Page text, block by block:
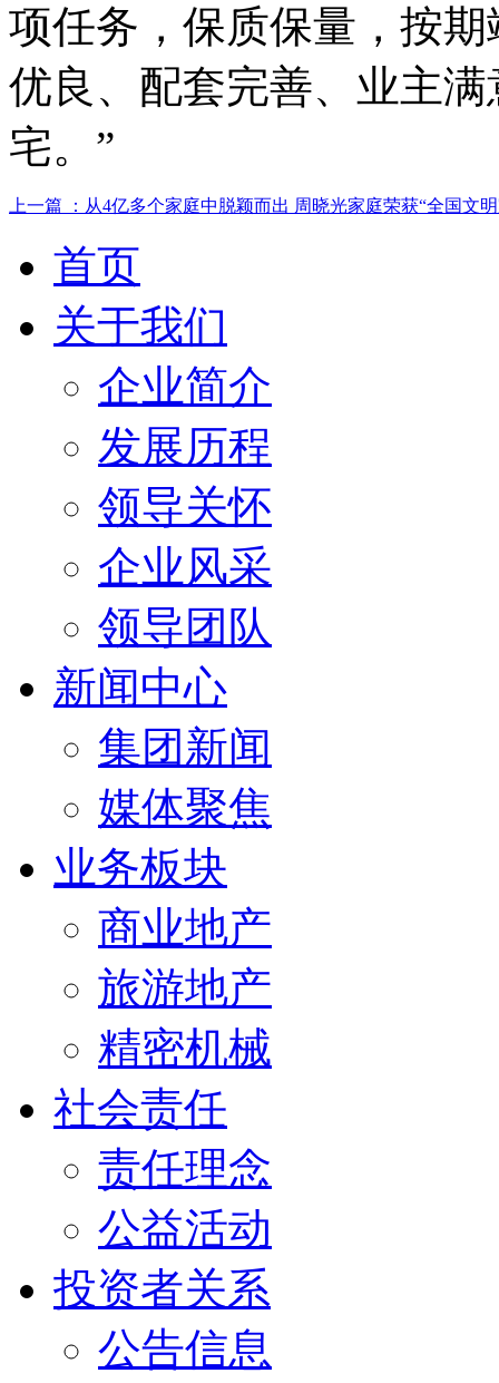
项任务，保质保量，按
优良、配套完善、业主
宅。”
上一篇 ：从4亿多个家庭中脱颖而出 周晓光家庭荣获“全国文
首页
关于我们
企业简介
发展历程
领导关怀
企业风采
领导团队
新闻中心
集团新闻
媒体聚焦
业务板块
商业地产
旅游地产
精密机械
社会责任
责任理念
公益活动
投资者关系
公告信息